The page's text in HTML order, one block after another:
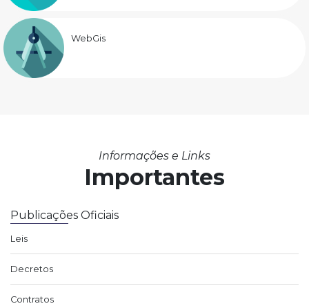
WebGis
Informações e Links
Importantes
Publicações Oficiais
Leis
Decretos
Contratos